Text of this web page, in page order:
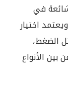
في
اختيار
الضغط،
بين الأنواع